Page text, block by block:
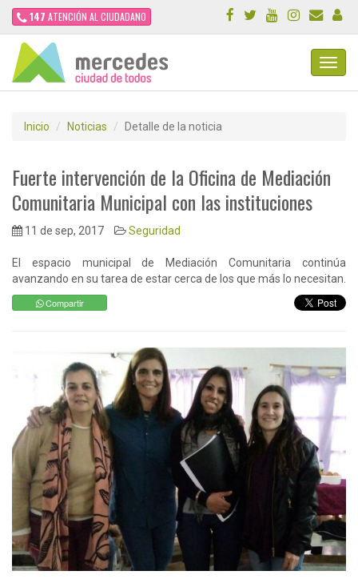
147 ATENCIÓN AL CIUDADANO
Inicio Noticias Detalle de la noticia
Fuerte intervención de la Oficina de Mediación
Comunitaria Municipal con las instituciones
11 de sep, 2017 Seguridad
El espacio municipal de Mediación Comunitaria continúa
avanzando en su tarea de estar cerca de los que más lo necesitan.
Compartir